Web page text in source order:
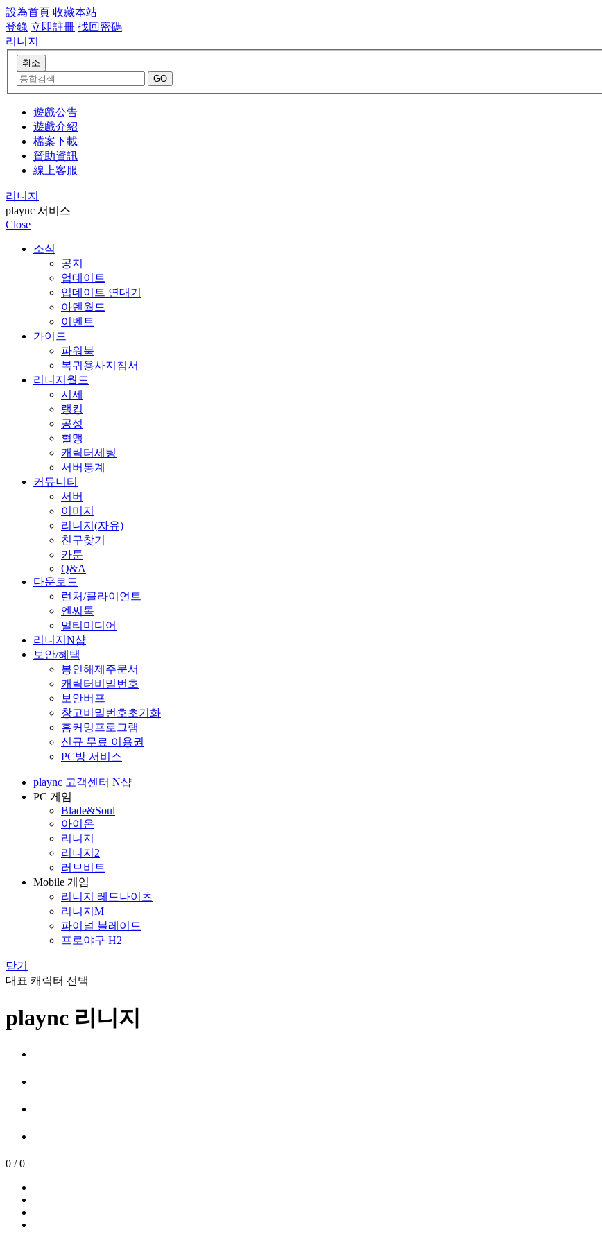
設為首頁 收藏本站
登錄 立即註冊 找回密碼
리니지
遊戲公告
遊戲介紹
檔案下載
贊助資訊
線上客服
리니지
plaync 서비스
Close
소식
공지
업데이트
업데이트 연대기
아덴월드
이벤트
가이드
파워북
복귀용사지침서
리니지월드
시세
랭킹
공성
혈맹
캐릭터세팅
서버통계
커뮤니티
서버
이미지
리니지(자유)
친구찾기
카툰
Q&A
다운로드
런처/클라이언트
엔씨톡
멀티미디어
리니지N샵
보안/혜택
봉인해제주문서
캐릭터비밀번호
보안버프
창고비밀번호초기화
홈커밍프로그램
신규 무료 이용권
PC방 서비스
plaync 고객센터 N샵
PC 게임
Blade&Soul
아이온
리니지
리니지2
러브비트
Mobile 게임
리니지 레드나이츠
리니지M
파이널 블레이드
프로야구 H2
닫기
대표 캐릭터 선택
plaync 리니지
0 / 0